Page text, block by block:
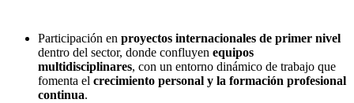
Participación en proyectos internacionales de primer nivel
dentro del sector, donde confluyen equipos
multidisciplinares, con un entorno dinámico de trabajo que
fomenta el crecimiento personal y la formación profesional
continua.